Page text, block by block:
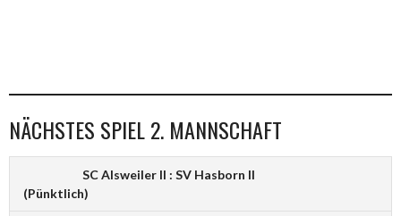
NÄCHSTES SPIEL 2. MANNSCHAFT
SC Alsweiler II : SV Hasborn II
(Pünktlich)